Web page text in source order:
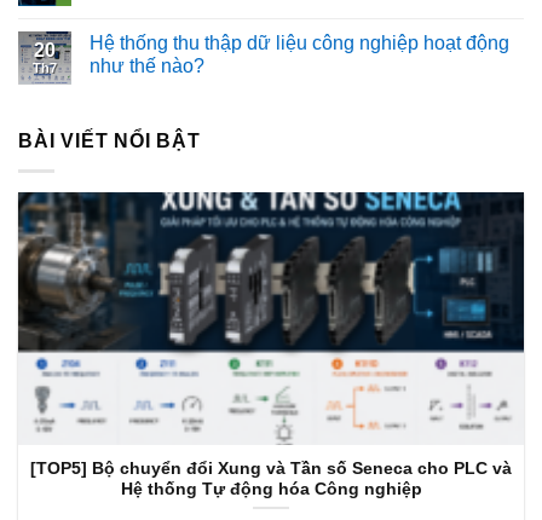
20
Th7
Hệ thống thu thập dữ liệu công nghiệp hoạt động
như thế nào?
BÀI VIẾT NỔI BẬT
[TOP5] Bộ chuyển đổi Xung và Tần số Seneca cho PLC và
Hệ thống Tự động hóa Công nghiệp